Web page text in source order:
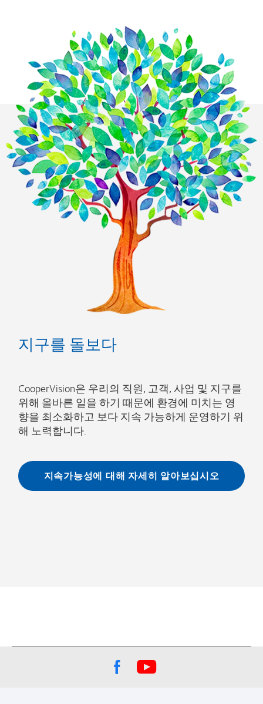
지구를 돌보다
CooperVision은 우리의 직원, 고객, 사업 및 지구를
위해 올바른 일을 하기 때문에 환경에 미치는 영
향을 최소화하고 보다 지속 가능하게 운영하기 위
해 노력합니다.
지속가능성에 대해 자세히 알아보십시오